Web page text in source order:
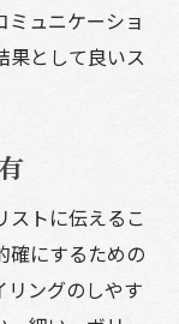
ュニケーショ
果として良いス
ストに伝えるこ
確にするための
リングのしやす